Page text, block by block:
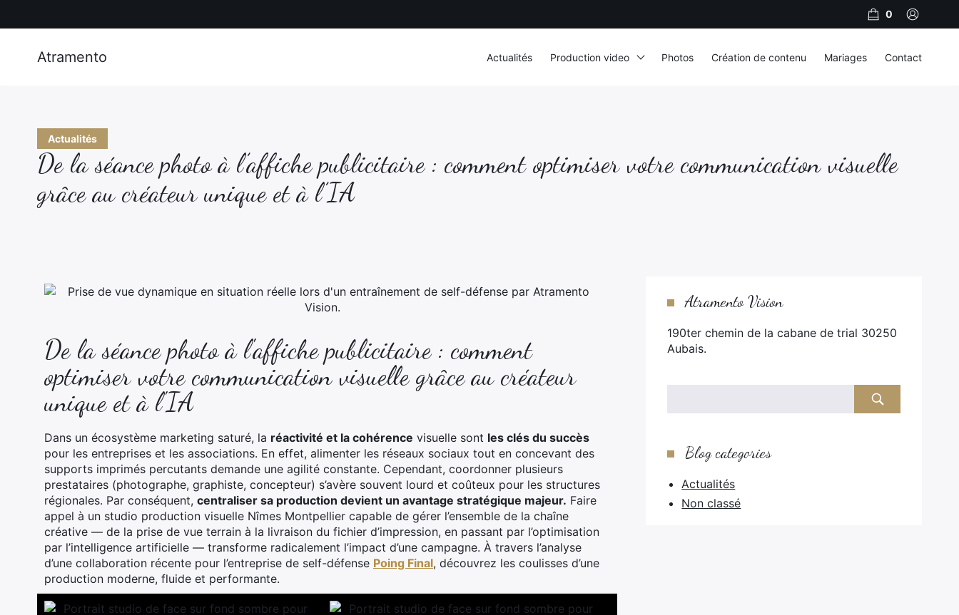
Actualités
De la séance photo à l’affiche publicitaire : comment optimiser votre communication visuelle
grâce au créateur unique et à l’IA
De la séance photo à l'affiche publicitaire : comment
optimiser votre communication visuelle grâce au créateur
unique et à l'IA
Dans un écosystème marketing saturé, la réactivité et la cohérence visuelle sont les clés du succès
pour les entreprises et les associations. En effet, alimenter les réseaux sociaux tout en concevant des
supports imprimés percutants demande une agilité constante. Cependant, coordonner plusieurs
prestataires (photographe, graphiste, concepteur) s’avère souvent lourd et coûteux pour les structures
régionales. Par conséquent, centraliser sa production devient un avantage stratégique majeur. Faire
appel à un studio production visuelle Nîmes Montpellier capable de gérer l’ensemble de la chaîne
créative — de la prise de vue terrain à la livraison du fichier d’impression, en passant par l’optimisation
par l’intelligence artificielle — transforme radicalement l’impact d’une campagne. À travers l’analyse
d’une collaboration récente pour l’entreprise de self-défense Poing Final, découvrez les coulisses d’une
production moderne, fluide et performante.
Atramento Vision
190ter chemin de la cabane de trial 30250
Aubais.
Blog categories
Actualités
Non classé
0
Atramento Actualités Production video Photos Création de contenu Mariages Contact